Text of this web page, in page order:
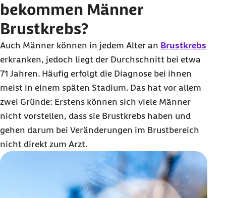
bekommen Männer
Brustkrebs?
Auch Männer können in jedem Alter an Brustkrebs
erkranken, jedoch liegt der Durchschnitt bei etwa
71 Jahren. Häufig erfolgt die Diagnose bei ihnen
meist in einem späten Stadium. Das hat vor allem
zwei Gründe: Erstens können sich viele Männer
nicht vorstellen, dass sie Brustkrebs haben und
gehen darum bei Veränderungen im Brustbereich
nicht direkt zum Arzt.